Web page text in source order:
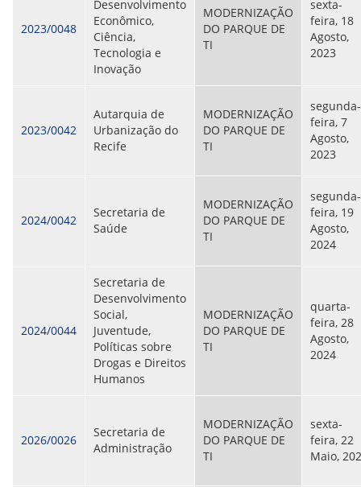
2023/0048
Desenvolvimento
Econômico,
Ciência,
Tecnologia e
Inovação
MODERNIZAÇÃO
DO PARQUE DE
TI
sexta-
feira, 18
Agosto,
2023
2023/0042
Autarquia de
Urbanização do
Recife
MODERNIZAÇÃO
DO PARQUE DE
TI
segunda-
feira, 7
Agosto,
2023
2024/0042
Secretaria de
Saúde
MODERNIZAÇÃO
DO PARQUE DE
TI
segunda-
feira, 19
Agosto,
2024
2024/0044
Secretaria de
Desenvolvimento
Social,
Juventude,
Políticas sobre
Drogas e Direitos
Humanos
MODERNIZAÇÃO
DO PARQUE DE
TI
quarta-
feira, 28
Agosto,
2024
2026/0026
Secretaria de
Administração
MODERNIZAÇÃO
DO PARQUE DE
TI
sexta-
feira, 22
Maio,